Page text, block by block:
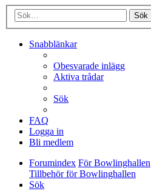
Sök
Snabblänkar
Obesvarade inlägg
Aktiva trådar
Sök
FAQ
Logga in
Bli medlem
Forumindex För Bowlinghallen
Tillbehör för Bowlinghallen
Sök